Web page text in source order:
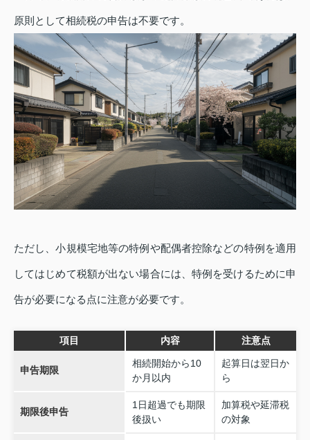
原則として相続税の申告は不要です。
ただし、小規模宅地等の特例や配偶者控除などの特例を適用
してはじめて税額が出ない場合には、特例を受けるために申
告が必要になる点に注意が必要です。
項目 内容 注意点
申告期限
相続開始から10
か月以内
起算日は翌日か
ら
期限後申告
1日超過でも期限
後扱い
加算税や延滞税
の対象